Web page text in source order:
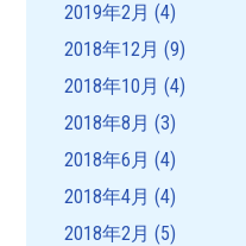
2019年2月 (4)
2018年12月 (9)
2018年10月 (4)
2018年8月 (3)
2018年6月 (4)
2018年4月 (4)
2018年2月 (5)